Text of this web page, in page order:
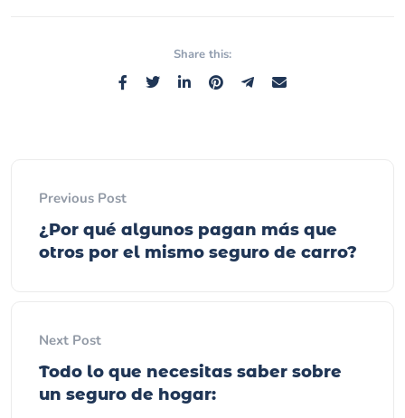
Share this:
Previous Post
¿Por qué algunos pagan más que
otros por el mismo seguro de carro?
Next Post
Todo lo que necesitas saber sobre
un seguro de hogar: